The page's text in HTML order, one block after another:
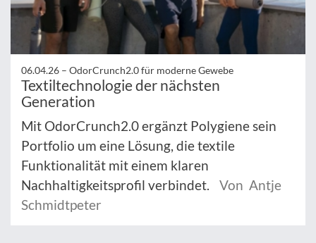
06.04.26 – OdorCrunch2.0 für moderne Gewebe
Textiltechnologie der nächsten
Generation
Mit OdorCrunch2.0 ergänzt Polygiene sein
Portfolio um eine Lösung, die textile
Funktionalität mit einem klaren
Nachhaltigkeitsprofil verbindet.
Von Antje
Schmidtpeter